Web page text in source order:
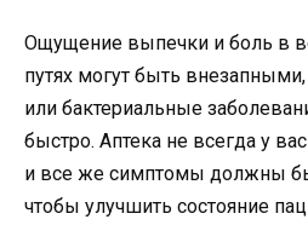
Ощущение выпечки и боль в
путях могут быть
или бактериальные
быстро. Аптека не всегда у
и все же симптомы должны
чтобы улучшить состояние